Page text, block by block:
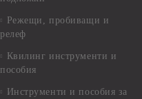
Режещи, пробиващи и
релеф
Квилинг инструменти и
пособия
Инструменти и пособия за